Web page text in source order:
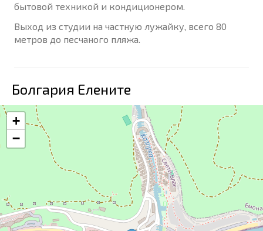
бытовой техникой и кондиционером.
Выход из студии на частную лужайку, всего 80
метров до песчаного пляжа.
Болгария Елените
+
−